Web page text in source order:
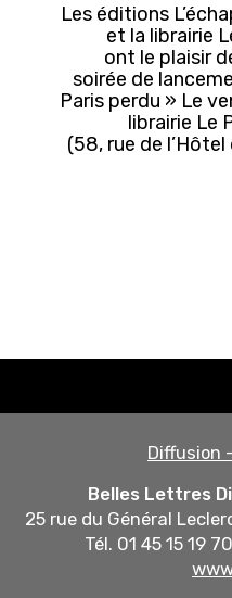
Les éditions
et la librairie
ont le plaisir
soirée de
Paris perdu » Le
librairie Le
(58, rue de
Diffusion
Belles Lettres
25 rue du Général
Tél. 01 45 15 19